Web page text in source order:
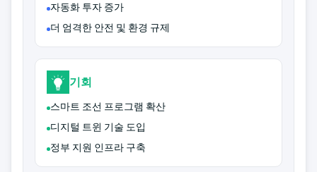
자동화 투자 증가
더 엄격한 안전 및 환경 규제
기회
스마트 조선 프로그램 확산
디지털 트윈 기술 도입
정부 지원 인프라 구축